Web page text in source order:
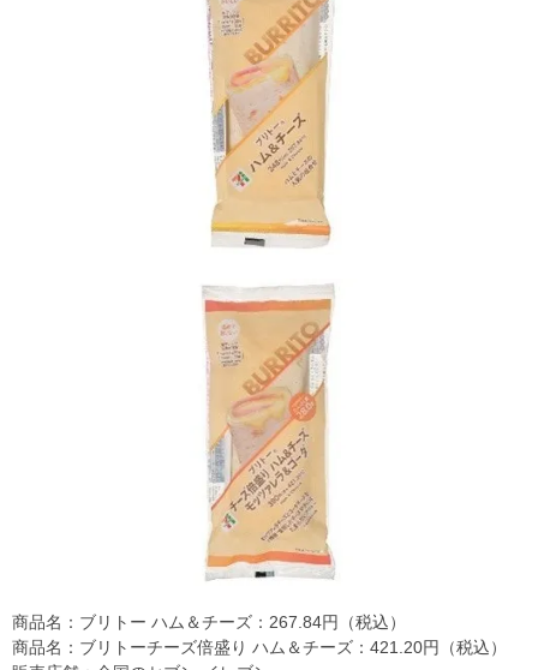
商品名：ブリトー ハム＆チーズ：267.84円（税込）
商品名：ブリトーチーズ倍盛り ハム＆チーズ：421.20円（税込）